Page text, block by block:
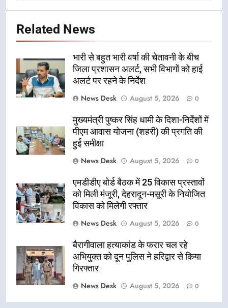
Related News
भारी से बहुत भारी वर्षा की चेतावनी के बीच
जिला प्रशासन अलर्ट, सभी विभागों को हाई
अलर्ट पर रहने के निर्देश
News Desk
August 5, 2026 0
मुख्यमंत्री पुष्कर सिंह धामी के दिशा-निर्देशों में
पीएम आवास योजना (शहरी) की प्रगति की
हुई समीक्षा
News Desk
August 5, 2026 0
एमडीडीए बोर्ड बैठक में 25 विकास प्रस्तावों
को मिली मंजूरी, देहरादून-मसूरी के नियोजित
विकास को मिलेगी रफ्तार
News Desk
August 5, 2026 0
बैरागीवाला हत्याकांड के फरार चल रहे
अभियुक्त को दून पुलिस ने हरिद्वार से किया
गिरफ्तार
News Desk
August 5, 2026 0